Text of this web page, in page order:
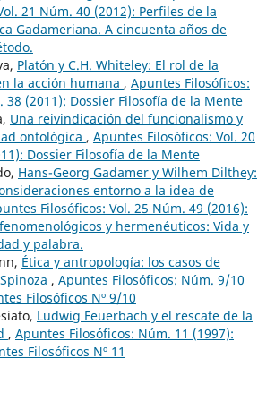
21 Núm. 40 (2012): Perfiles de la
Gadameriana. A cincuenta años de
Platón y C.H. Whiteley: El rol de la
la acción humana , Apuntes Filosóficos:
38 (2011): Dossier Filosofía de la Mente
Una reivindicación del funcionalismo y
ontológica , Apuntes Filosóficos: Vol. 20
Dossier Filosofía de la Mente
Hans-Georg Gadamer y Wilhem Dilthey:
entorno a la idea de
Filosóficos: Vol. 25 Núm. 49 (2016):
y hermenéuticos: Vida y
y palabra.
Ética y antropología: los casos de
, Apuntes Filosóficos: Núm. 9/10
Filosóficos Nº 9/10
Ludwig Feuerbach y el rescate de la
, Apuntes Filosóficos: Núm. 11 (1997):
Filosóficos Nº 11